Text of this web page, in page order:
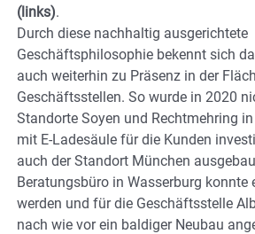
(links).
Durch diese nachhaltig ausgerichtete
Geschäftsphilosophie bekennt sich
auch weiterhin zu Präsenz in der
Geschäftsstellen. So wurde in 2020
Standorte Soyen und Rechtmehring
mit E-Ladesäule für die Kunden
auch der Standort München
Beratungsbüro in Wasserburg konnte
werden und für die Geschäftsstelle
nach wie vor ein baldiger Neubau